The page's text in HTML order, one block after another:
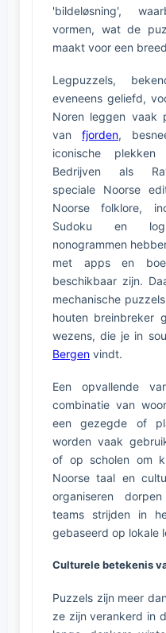
'bildeløsning',
vormen, wat de
maakt voor een
Legpuzzels,
eveneens geliefd,
Noren leggen vaak
van fjorden,
iconische
Bedrijven als
speciale Noorse
Noorse folklore,
Sudoku en
nonogrammen
met apps en
beschikbaar zijn.
mechanische
houten breinbreker
wezens, die je in
Bergen vindt.
Een opvallende
combinatie van
een gezegde of
worden vaak
of op scholen om
Noorse taal en
organiseren
teams strijden in
gebaseerd op lokale
Culturele betekenis
Puzzels zijn meer
ze zijn verankerd in